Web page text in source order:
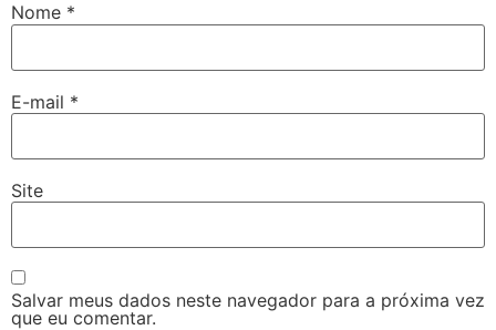
Nome *
E-mail *
Site
Salvar meus dados neste navegador para a próxima vez
que eu comentar.